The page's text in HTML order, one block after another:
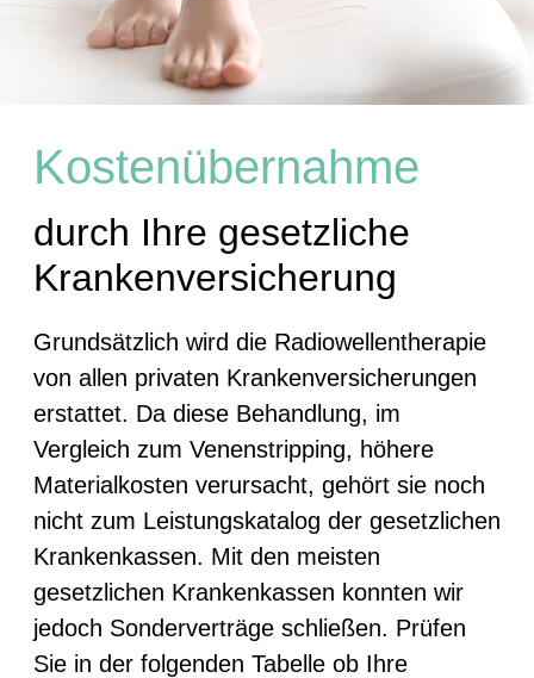
Kostenübernahme
durch Ihre gesetzliche
Krankenversicherung
Grundsätzlich wird die Radiowellentherapie
von allen privaten Krankenversicherungen
erstattet. Da diese Behandlung, im
Vergleich zum Venenstripping, höhere
Materialkosten verursacht, gehört sie noch
nicht zum Leistungskatalog der gesetzlichen
Krankenkassen. Mit den meisten
gesetzlichen Krankenkassen konnten wir
jedoch Sonderverträge schließen. Prüfen
Sie in der folgenden Tabelle ob Ihre